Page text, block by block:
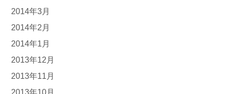
2014年3月
2014年2月
2014年1月
2013年12月
2013年11月
2013年10月